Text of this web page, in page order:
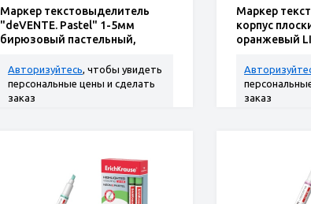
Маркер текстовыделитель
"deVENTE. Pastel" 1-5мм
бирюзовый пастельный,
Авторизуйтесь, чтобы увидеть
персональные цены и сделать
заказ
Маркер
корпус
оранжевый
заказ